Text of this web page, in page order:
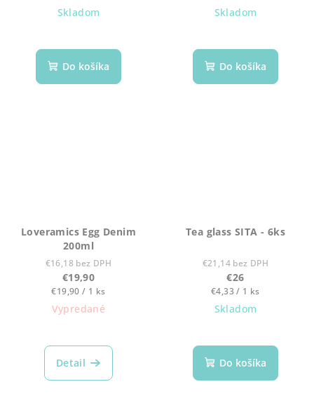
cena:
Skladom
Do košíka
cena:
Skladom
Do košíka
Loveramics Egg Denim
200ml
€16,18 bez DPH
€19,90
Jednotková
cena:
€19,90 / 1 ks
Vypredané
Detail
Tea glass SITA - 6ks
€21,14 bez DPH
€26
Jednotková
cena:
€4,33 / 1 ks
Skladom
Do košíka